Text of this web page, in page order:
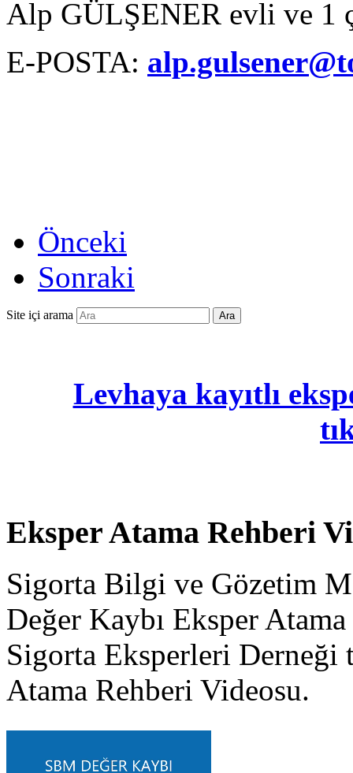
Alp GÜLŞENER evli ve 1
E-POSTA:
Önceki
Sonraki
Site içi arama Ara
Levhaya kayıtlı
Eksper Atama Rehberi
Sigorta Bilgi ve Gözetim
Değer Kaybı Eksper
Sigorta Eksperleri Derneği
Atama Rehberi Videosu.